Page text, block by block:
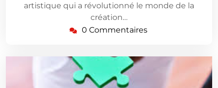
artistique qui a révolutionné le monde de la
création…
0 Commentaires